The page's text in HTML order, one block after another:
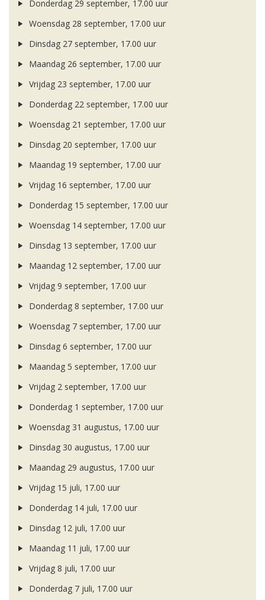
Donderdag 29 september, 17.00 uur
Woensdag 28 september, 17.00 uur
Dinsdag 27 september, 17.00 uur
Maandag 26 september, 17.00 uur
Vrijdag 23 september, 17.00 uur
Donderdag 22 september, 17.00 uur
Woensdag 21 september, 17.00 uur
Dinsdag 20 september, 17.00 uur
Maandag 19 september, 17.00 uur
Vrijdag 16 september, 17.00 uur
Donderdag 15 september, 17.00 uur
Woensdag 14 september, 17.00 uur
Dinsdag 13 september, 17.00 uur
Maandag 12 september, 17.00 uur
Vrijdag 9 september, 17.00 uur
Donderdag 8 september, 17.00 uur
Woensdag 7 september, 17.00 uur
Dinsdag 6 september, 17.00 uur
Maandag 5 september, 17.00 uur
Vrijdag 2 september, 17.00 uur
Donderdag 1 september, 17.00 uur
Woensdag 31 augustus, 17.00 uur
Dinsdag 30 augustus, 17.00 uur
Maandag 29 augustus, 17.00 uur
Vrijdag 15 juli, 17.00 uur
Donderdag 14 juli, 17.00 uur
Dinsdag 12 juli, 17.00 uur
Maandag 11 juli, 17.00 uur
Vrijdag 8 juli, 17.00 uur
Donderdag 7 juli, 17.00 uur